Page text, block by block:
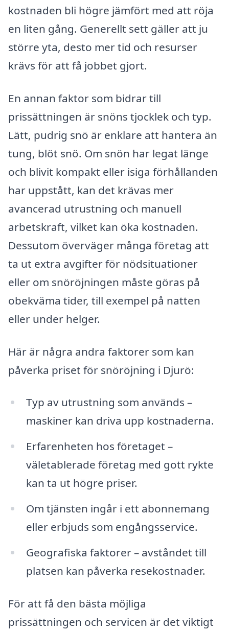
kostnaden bli högre jämfört med att röja
en liten gång. Generellt sett gäller att ju
större yta, desto mer tid och resurser
krävs för att få jobbet gjort.
En annan faktor som bidrar till
prissättningen är snöns tjocklek och typ.
Lätt, pudrig snö är enklare att hantera än
tung, blöt snö. Om snön har legat länge
och blivit kompakt eller isiga förhållanden
har uppstått, kan det krävas mer
avancerad utrustning och manuell
arbetskraft, vilket kan öka kostnaden.
Dessutom överväger många företag att
ta ut extra avgifter för nödsituationer
eller om snöröjningen måste göras på
obekväma tider, till exempel på natten
eller under helger.
Här är några andra faktorer som kan
påverka priset för snöröjning i Djurö:
Typ av utrustning som används –
maskiner kan driva upp kostnaderna.
Erfarenheten hos företaget –
väletablerade företag med gott rykte
kan ta ut högre priser.
Om tjänsten ingår i ett abonnemang
eller erbjuds som engångsservice.
Geografiska faktorer – avståndet till
platsen kan påverka resekostnader.
För att få den bästa möjliga
prissättningen och servicen är det viktigt